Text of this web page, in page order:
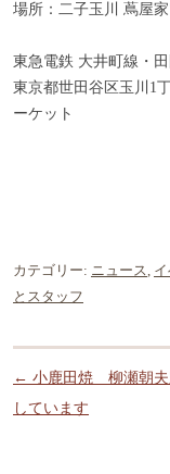
場所：二子玉川 蔦屋
東急電鉄 大井町線・
東京都世田谷区玉川1
ーケット
カテゴリー: ニュース
とスタッフ
投稿ナビゲーション
← 小鹿田焼 柳瀬朝
しています